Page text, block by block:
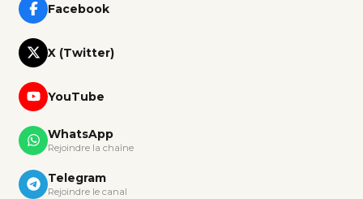
Facebook
X (Twitter)
YouTube
WhatsApp
Rejoindre la chaîne
Telegram
Rejoindre le canal